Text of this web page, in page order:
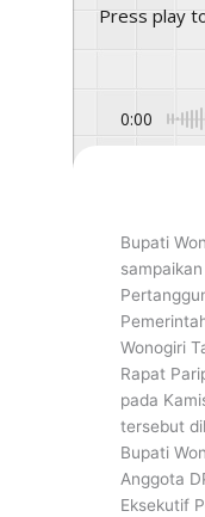
LKPJ Pemerintah
2022 dalam Rapat
Press play
0:00
Bupati
Wonogiri
Rapat
pada
tersebut
Bupati
Anggota
Eksekutif